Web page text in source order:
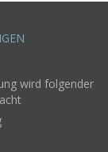
wird folgender